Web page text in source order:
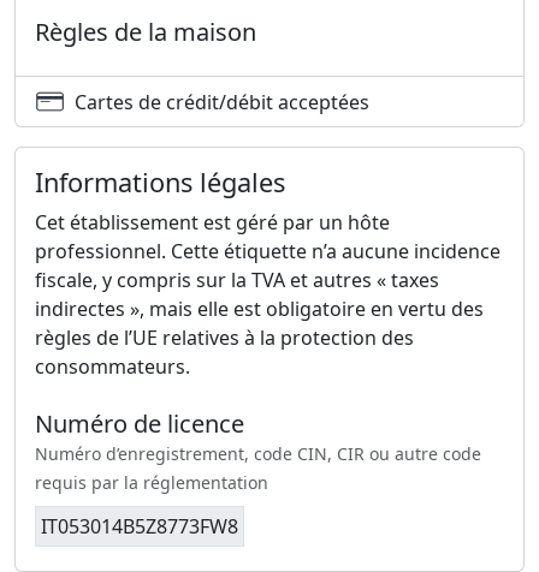
Règles de la maison
Cartes de crédit/débit acceptées
Informations légales
Cet établissement est géré par un hôte
professionnel. Cette étiquette n’a aucune incidence
fiscale, y compris sur la TVA et autres « taxes
indirectes », mais elle est obligatoire en vertu des
règles de l’UE relatives à la protection des
consommateurs.
Numéro de licence
Numéro d’enregistrement, code CIN, CIR ou autre code
requis par la réglementation
IT053014B5Z8773FW8